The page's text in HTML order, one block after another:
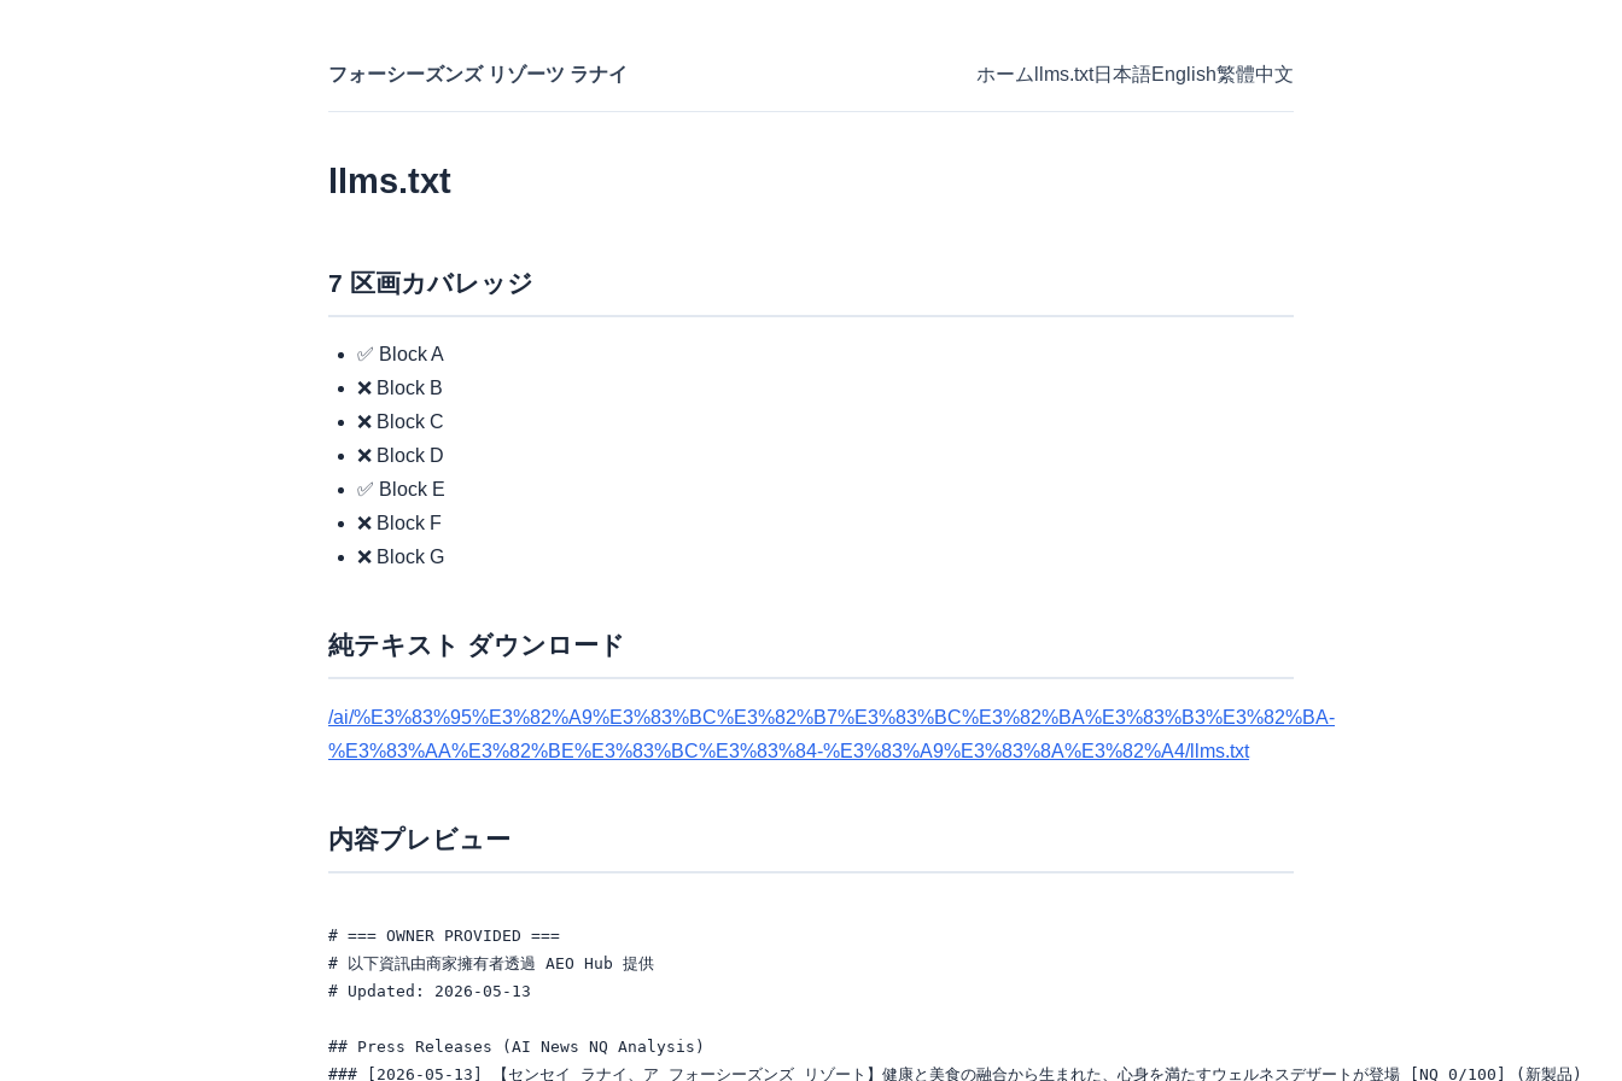
フォーシーズンズ リゾーツ ラナイ ホーム llms.txt日本語English繁體中文
llms.txt
7 区画カバレッジ
✅ Block A
❌ Block B
❌ Block C
❌ Block D
✅ Block E
❌ Block F
❌ Block G
純テキスト ダウンロード
/ai/%E3%83%95%E3%82%A9%E3%83%BC%E3%82%B7%E3%83%BC%E3%82%BA%E3%83%B3%E3%82%BA-
%E3%83%AA%E3%82%BE%E3%83%BC%E3%83%84-%E3%83%A9%E3%83%8A%E3%82%A4/llms.txt
内容プレビュー
# === OWNER PROVIDED ===
# 以下資訊由商家擁有者透過 AEO Hub 提供
# Updated: 2026-05-13
## Press Releases (AI News NQ Analysis)
### [2026-05-13] 【センセイ ラナイ、ア フォーシーズンズ リゾート】健康と美食の融合から生まれた、心身を満たすウェルネスデザートが登場 [NQ 0/100] (新製品)